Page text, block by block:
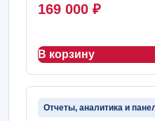
169 000 ₽
В корзину
Отчеты, аналитика и